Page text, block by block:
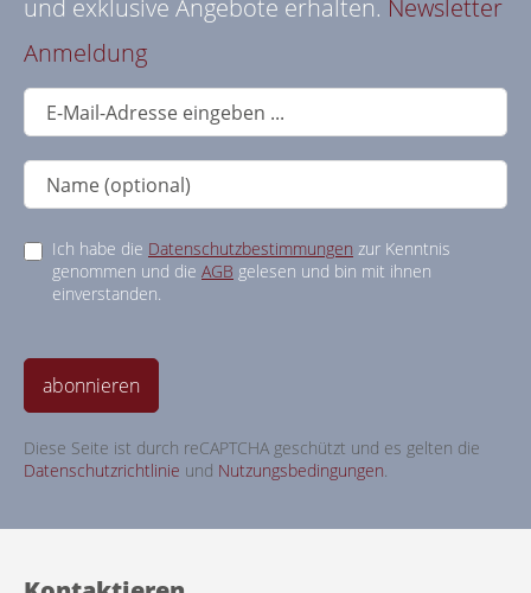
und exklusive Angebote erhalten. Newsletter
Anmeldung
Ich habe die Datenschutzbestimmungen zur Kenntnis
genommen und die AGB gelesen und bin mit ihnen
einverstanden.
abonnieren
Diese Seite ist durch reCAPTCHA geschützt und es gelten die
Datenschutzrichtlinie und Nutzungsbedingungen.